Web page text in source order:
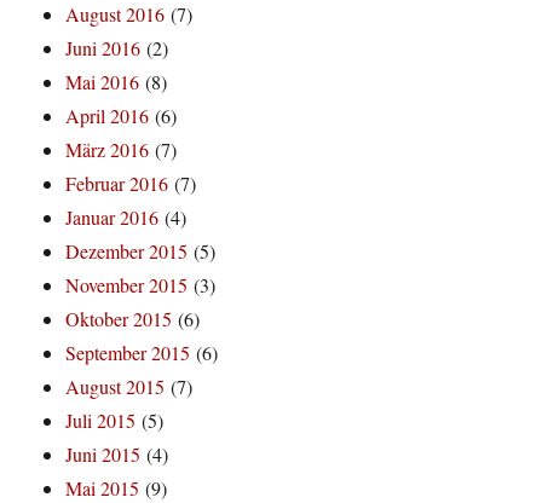
August 2016 (7)
Juni 2016 (2)
Mai 2016 (8)
April 2016 (6)
März 2016 (7)
Februar 2016 (7)
Januar 2016 (4)
Dezember 2015 (5)
November 2015 (3)
Oktober 2015 (6)
September 2015 (6)
August 2015 (7)
Juli 2015 (5)
Juni 2015 (4)
Mai 2015 (9)